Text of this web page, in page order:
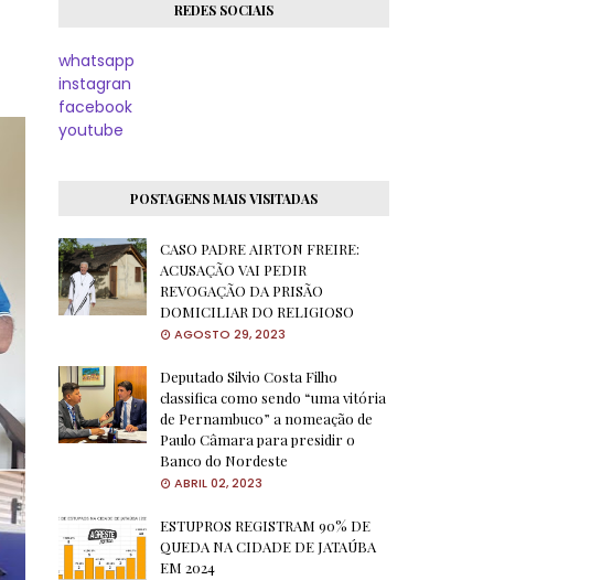
REDES SOCIAIS
whatsapp
instagran
facebook
youtube
POSTAGENS MAIS VISITADAS
CASO PADRE AIRTON FREIRE:
ACUSAÇÃO VAI PEDIR
REVOGAÇÃO DA PRISÃO
DOMICILIAR DO RELIGIOSO
AGOSTO 29, 2023
Deputado Silvio Costa Filho
classifica como sendo “uma vitória
de Pernambuco” a nomeação de
Paulo Câmara para presidir o
Banco do Nordeste
ABRIL 02, 2023
ESTUPROS REGISTRAM 90% DE
QUEDA NA CIDADE DE JATAÚBA
EM 2024